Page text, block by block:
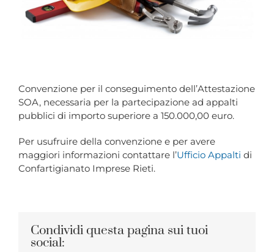
Convenzione per il conseguimento dell’Attestazione
SOA, necessaria per la partecipazione ad appalti
pubblici di importo superiore a 150.000,00 euro.
Per usufruire della convenzione e per avere
maggiori informazioni contattare l’Ufficio Appalti di
Confartigianato Imprese Rieti.
Condividi questa pagina sui tuoi
social: